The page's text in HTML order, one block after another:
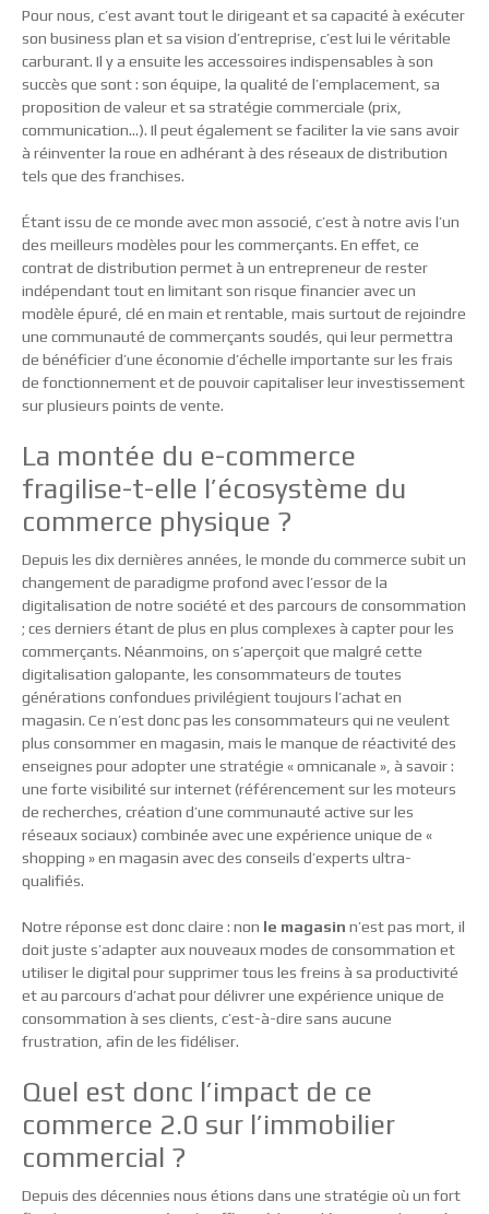
Pour nous, c’est avant tout le dirigeant et sa capacité à exécuter
son business plan et sa vision d’entreprise, c’est lui le véritable
carburant. Il y a ensuite les accessoires indispensables à son
succès que sont : son équipe, la qualité de l’emplacement, sa
proposition de valeur et sa stratégie commerciale (prix,
communication…). Il peut également se faciliter la vie sans avoir
à réinventer la roue en adhérant à des réseaux de distribution
tels que des franchises.
Étant issu de ce monde avec mon associé, c’est à notre avis l’un
des meilleurs modèles pour les commerçants. En effet, ce
contrat de distribution permet à un entrepreneur de rester
indépendant tout en limitant son risque financier avec un
modèle épuré, clé en main et rentable, mais surtout de rejoindre
une communauté de commerçants soudés, qui leur permettra
de bénéficier d’une économie d’échelle importante sur les frais
de fonctionnement et de pouvoir capitaliser leur investissement
sur plusieurs points de vente.
La montée du e-commerce
fragilise-t-elle l’écosystème du
commerce physique ?
Depuis les dix dernières années, le monde du commerce subit un
changement de paradigme profond avec l’essor de la
digitalisation de notre société et des parcours de consommation
; ces derniers étant de plus en plus complexes à capter pour les
commerçants. Néanmoins, on s’aperçoit que malgré cette
digitalisation galopante, les consommateurs de toutes
générations confondues privilégient toujours l’achat en
magasin. Ce n’est donc pas les consommateurs qui ne veulent
plus consommer en magasin, mais le manque de réactivité des
enseignes pour adopter une stratégie « omnicanale », à savoir :
une forte visibilité sur internet (référencement sur les moteurs
de recherches, création d’une communauté active sur les
réseaux sociaux) combinée avec une expérience unique de «
shopping » en magasin avec des conseils d’experts ultra-
qualifiés.
Notre réponse est donc claire : non le magasin n’est pas mort, il
doit juste s’adapter aux nouveaux modes de consommation et
utiliser le digital pour supprimer tous les freins à sa productivité
et au parcours d’achat pour délivrer une expérience unique de
consommation à ses clients, c’est-à-dire sans aucune
frustration, afin de les fidéliser.
Quel est donc l’impact de ce
commerce 2.0 sur l’immobilier
commercial ?
Depuis des décennies nous étions dans une stratégie où un fort